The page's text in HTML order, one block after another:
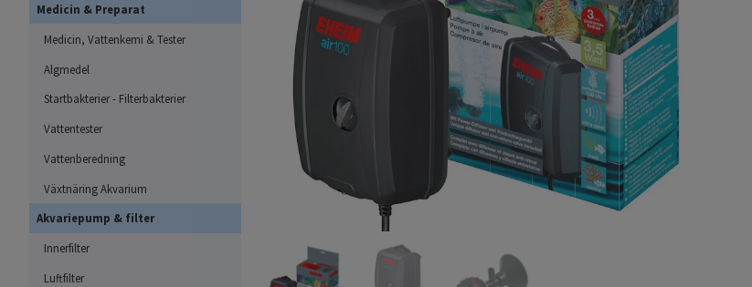
Medicin & Preparat
Medicin, Vattenkemi & Tester
Algmedel
Startbakterier - Filterbakterier
Vattentester
Vattenberedning
Växtnäring Akvarium
Akvariepump & filter
Innerfilter
Luftfilter